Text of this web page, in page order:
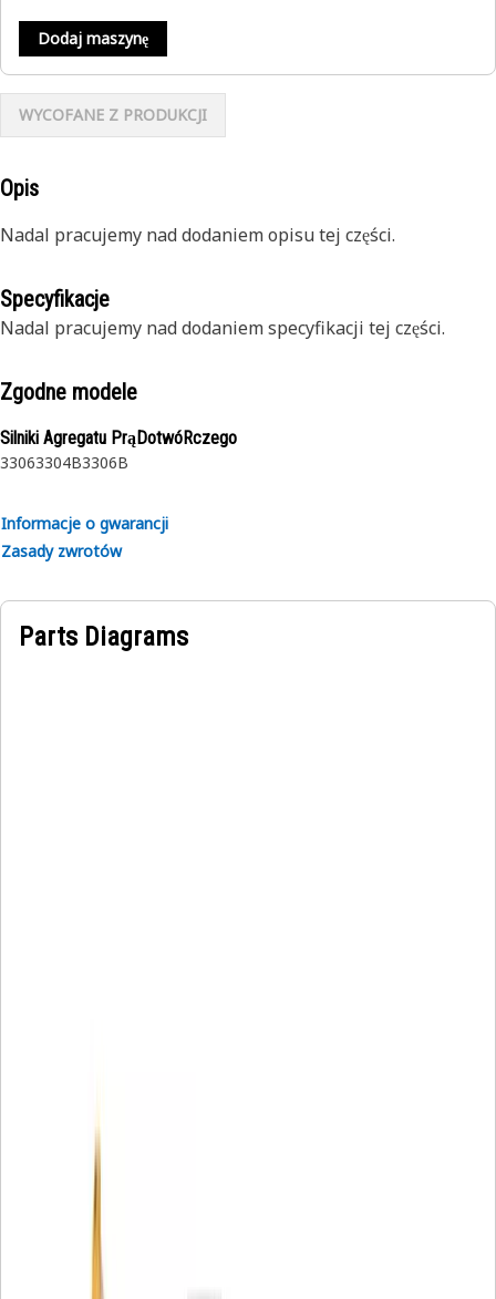
Dodaj maszynę
WYCOFANE Z PRODUKCJI
Opis
Nadal pracujemy nad dodaniem opisu tej części.
Specyfikacje
Nadal pracujemy nad dodaniem specyfikacji tej części.
Zgodne modele
Silniki Agregatu PrąDotwóRczego
33063304B3306B
Informacje o gwarancji
Zasady zwrotów
Parts Diagrams